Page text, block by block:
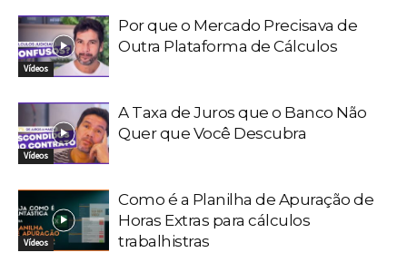
Vídeos
Por que o Mercado Precisava de
Outra Plataforma de Cálculos
Vídeos
A Taxa de Juros que o Banco Não
Quer que Você Descubra
Vídeos
Como é a Planilha de Apuração de
Horas Extras para cálculos
trabalhistras